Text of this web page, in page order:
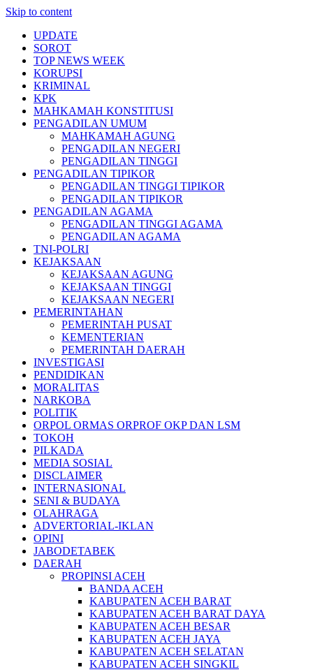
Skip to content
UPDATE
SOROT
TOP NEWS WEEK
KORUPSI
KRIMINAL
KPK
MAHKAMAH KONSTITUSI
PENGADILAN UMUM
MAHKAMAH AGUNG
PENGADILAN NEGERI
PENGADILAN TINGGI
PENGADILAN TIPIKOR
PENGADILAN TINGGI TIPIKOR
PENGADILAN TIPIKOR
PENGADILAN AGAMA
PENGADILAN TINGGI AGAMA
PENGADILAN AGAMA
TNI-POLRI
KEJAKSAAN
KEJAKSAAN AGUNG
KEJAKSAAN TINGGI
KEJAKSAAN NEGERI
PEMERINTAHAN
PEMERINTAH PUSAT
KEMENTERIAN
PEMERINTAH DAERAH
INVESTIGASI
PENDIDIKAN
MORALITAS
NARKOBA
POLITIK
ORPOL ORMAS ORPROF OKP DAN LSM
TOKOH
PILKADA
MEDIA SOSIAL
DISCLAIMER
INTERNASIONAL
SENI & BUDAYA
OLAHRAGA
ADVERTORIAL-IKLAN
OPINI
JABODETABEK
DAERAH
PROPINSI ACEH
BANDA ACEH
KABUPATEN ACEH BARAT
KABUPATEN ACEH BARAT DAYA
KABUPATEN ACEH BESAR
KABUPATEN ACEH JAYA
KABUPATEN ACEH SELATAN
KABUPATEN ACEH SINGKIL